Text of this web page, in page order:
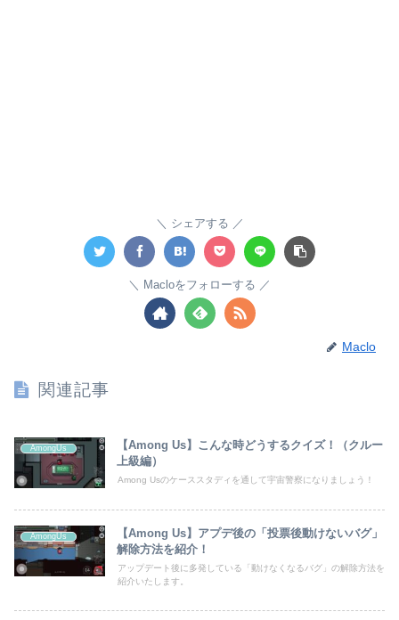
シェアする
Macloをフォローする
Maclo
関連記事
AmongUs
【Among Us】こんな時どうするクイズ！（クルー
上級編）
Among Usのケーススタディを通して宇宙警察になりましょう！
AmongUs
【Among Us】アプデ後の「投票後動けないバグ」
解除方法を紹介！
アップデート後に多発している「動けなくなるバグ」の解除方法を
紹介いたします。